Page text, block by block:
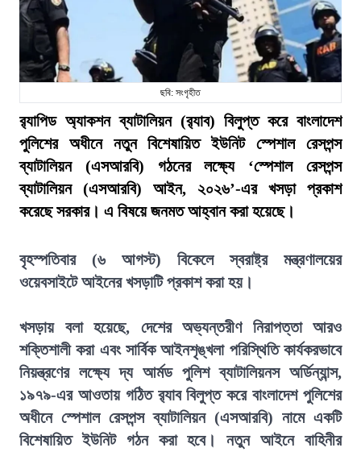
ছবি: সংগৃহীত
র‍্যাপিড অ্যাকশন ব্যাটালিয়ন (র‍্যাব) বিলুপ্ত করে বাংলাদেশ
পুলিশের অধীনে নতুন বিশেষায়িত ইউনিট স্পেশাল রেসপন্স
ব্যাটালিয়ন (এসআরবি) গঠনের লক্ষ্যে ‘স্পেশাল রেসপন্স
ব্যাটালিয়ন (এসআরবি) আইন, ২০২৬’-এর খসড়া প্রকাশ
করেছে সরকার। এ বিষয়ে জনমত আহ্বান করা হয়েছে।
বৃহস্পতিবার (৬ আগস্ট) বিকেলে স্বরাষ্ট্র মন্ত্রণালয়ের
ওয়েবসাইটে আইনের খসড়াটি প্রকাশ করা হয়।
খসড়ায় বলা হয়েছে, দেশের অভ্যন্তরীণ নিরাপত্তা আরও
শক্তিশালী করা এবং সার্বিক আইনশৃঙ্খলা পরিস্থিতি কার্যকরভাবে
নিয়ন্ত্রণের লক্ষ্যে দ্য আর্মড পুলিশ ব্যাটালিয়নস অর্ডিন্যান্স,
১৯৭৯-এর আওতায় গঠিত র‍্যাব বিলুপ্ত করে বাংলাদেশ পুলিশের
অধীনে স্পেশাল রেসপন্স ব্যাটালিয়ন (এসআরবি) নামে একটি
বিশেষায়িত ইউনিট গঠন করা হবে। নতুন আইনে বাহিনীর